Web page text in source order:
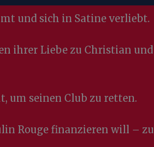
und sich in Satine verliebt.
ihrer Liebe zu Christian und
um seinen Club zu retten.
Rouge finanzieren will – zu